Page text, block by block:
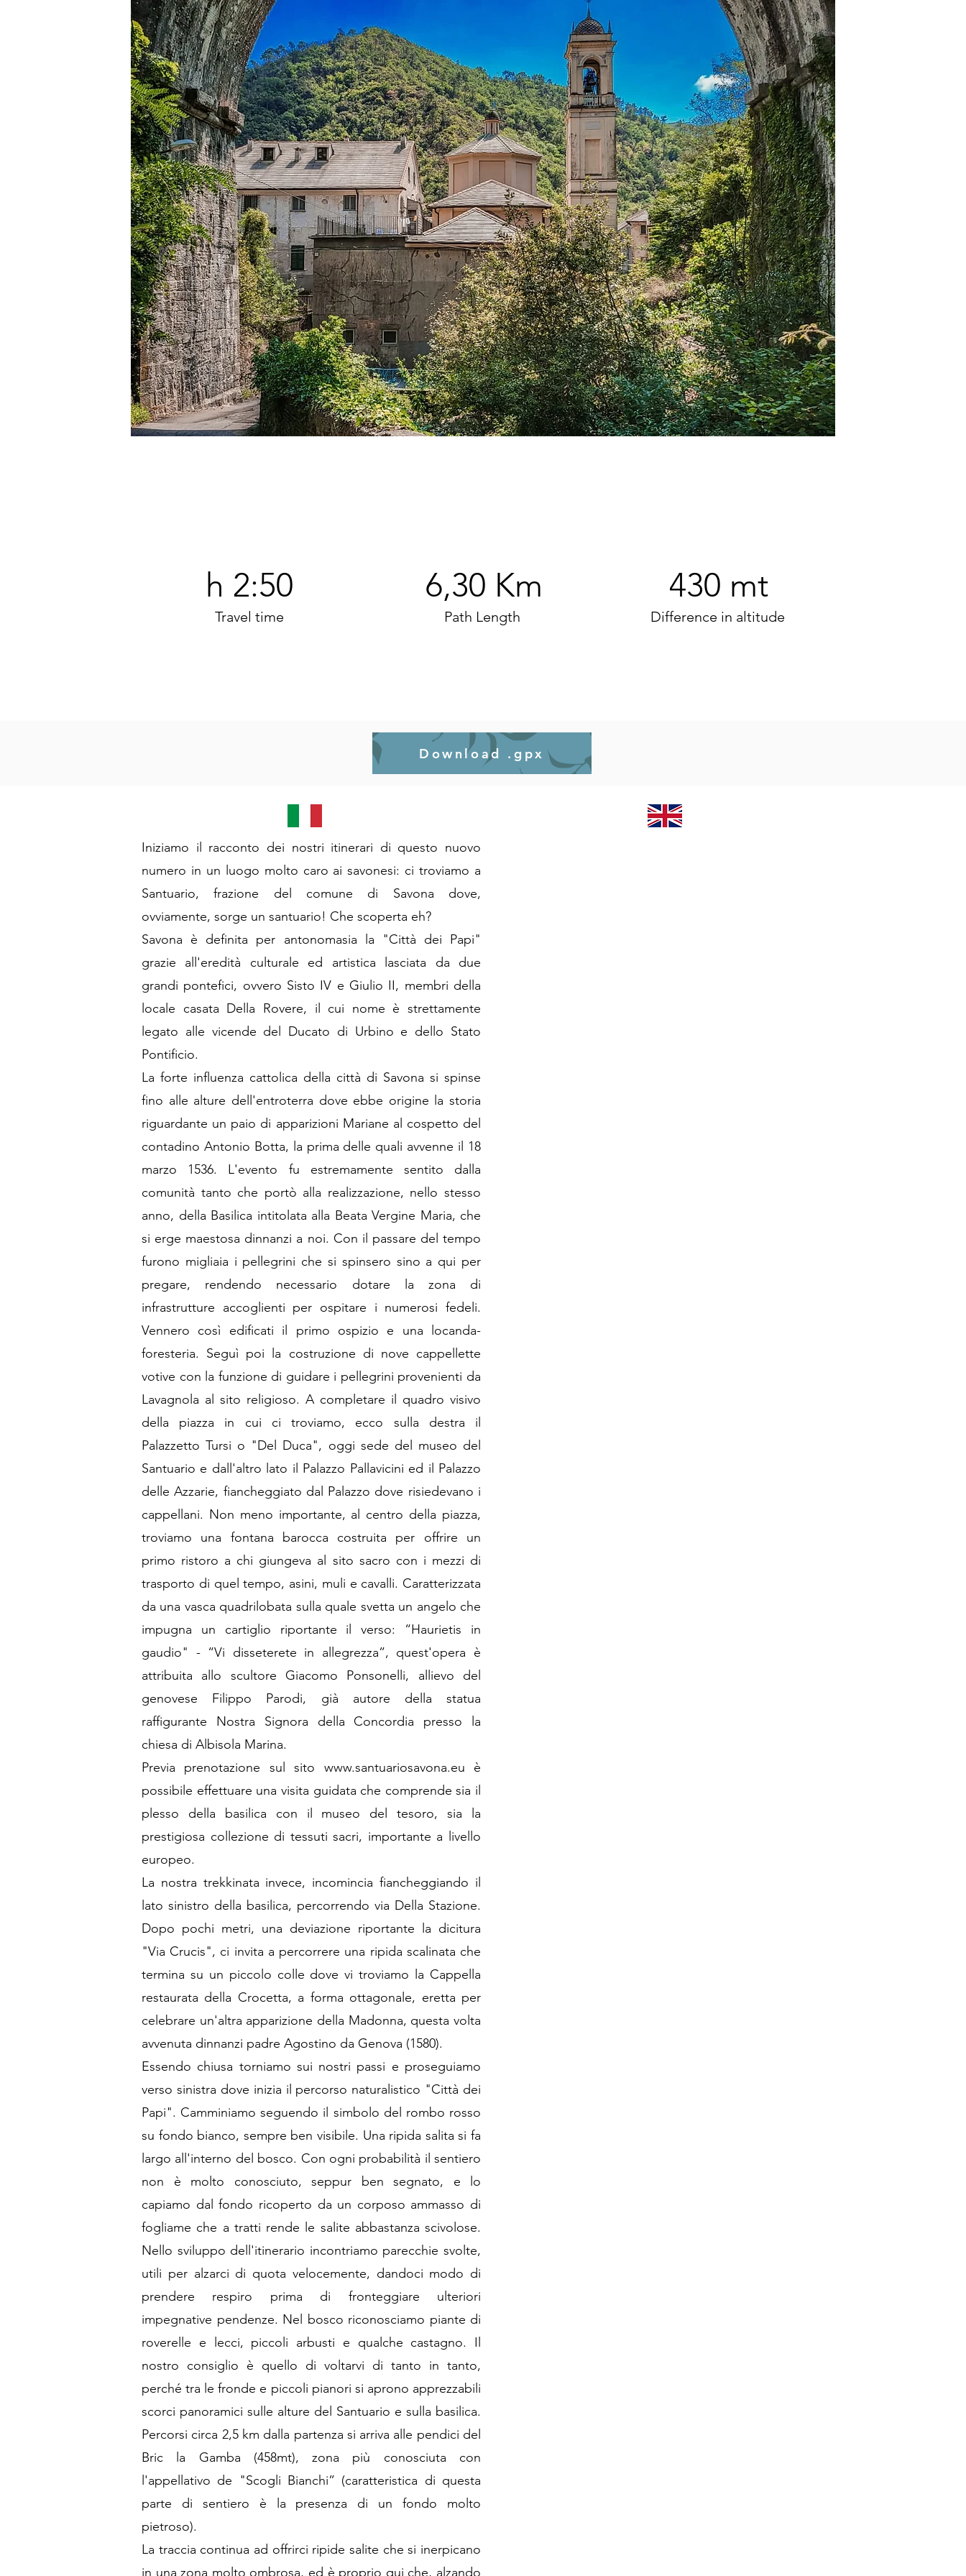
h 2:50
Travel time
6,30 Km
Path Length
430 mt
Difference in altitude
Download .gpx
Iniziamo il racconto dei nostri itinerari di questo nuovo
numero in un luogo molto caro ai savonesi: ci troviamo a
Santuario, frazione del comune di Savona dove,
ovviamente, sorge un santuario! Che scoperta eh?
Savona è definita per antonomasia la "Città dei Papi"
grazie all'eredità culturale ed artistica lasciata da due
grandi pontefici, ovvero Sisto IV e Giulio II, membri della
locale casata Della Rovere, il cui nome è strettamente
legato alle vicende del Ducato di Urbino e dello Stato
Pontificio.
La forte influenza cattolica della città di Savona si spinse
fino alle alture dell'entroterra dove ebbe origine la storia
riguardante un paio di apparizioni Mariane al cospetto del
contadino Antonio Botta, la prima delle quali avvenne il 18
marzo 1536. L'evento fu estremamente sentito dalla
comunità tanto che portò alla realizzazione, nello stesso
anno, della Basilica intitolata alla Beata Vergine Maria, che
si erge maestosa dinnanzi a noi. Con il passare del tempo
furono migliaia i pellegrini che si spinsero sino a qui per
pregare, rendendo necessario dotare la zona di
infrastrutture accoglienti per ospitare i numerosi fedeli.
Vennero così edificati il primo ospizio e una locanda-
foresteria. Seguì poi la costruzione di nove cappellette
votive con la funzione di guidare i pellegrini provenienti da
Lavagnola al sito religioso. A completare il quadro visivo
della piazza in cui ci troviamo, ecco sulla destra il
Palazzetto Tursi o "Del Duca", oggi sede del museo del
Santuario e dall'altro lato il Palazzo Pallavicini ed il Palazzo
delle Azzarie, fiancheggiato dal Palazzo dove risiedevano i
cappellani. Non meno importante, al centro della piazza,
troviamo una fontana barocca costruita per offrire un
primo ristoro a chi giungeva al sito sacro con i mezzi di
trasporto di quel tempo, asini, muli e cavalli. Caratterizzata
da una vasca quadrilobata sulla quale svetta un angelo che
impugna un cartiglio riportante il verso: “Haurietis in
gaudio" - “Vi disseterete in allegrezza”, quest'opera è
attribuita allo scultore Giacomo Ponsonelli, allievo del
genovese Filippo Parodi, già autore della statua
raffigurante Nostra Signora della Concordia presso la
chiesa di Albisola Marina.
Previa prenotazione sul sito www.santuariosavona.eu è
possibile effettuare una visita guidata che comprende sia il
plesso della basilica con il museo del tesoro, sia la
prestigiosa collezione di tessuti sacri, importante a livello
europeo.
La nostra trekkinata invece, incomincia fiancheggiando il
lato sinistro della basilica, percorrendo via Della Stazione.
Dopo pochi metri, una deviazione riportante la dicitura
"Via Crucis", ci invita a percorrere una ripida scalinata che
termina su un piccolo colle dove vi troviamo la Cappella
restaurata della Crocetta, a forma ottagonale, eretta per
celebrare un'altra apparizione della Madonna, questa volta
avvenuta dinnanzi padre Agostino da Genova (1580).
Essendo chiusa torniamo sui nostri passi e proseguiamo
verso sinistra dove inizia il percorso naturalistico "Città dei
Papi". Camminiamo seguendo il simbolo del rombo rosso
su fondo bianco, sempre ben visibile. Una ripida salita si fa
largo all'interno del bosco. Con ogni probabilità il sentiero
non è molto conosciuto, seppur ben segnato, e lo
capiamo dal fondo ricoperto da un corposo ammasso di
fogliame che a tratti rende le salite abbastanza scivolose.
Nello sviluppo dell'itinerario incontriamo parecchie svolte,
utili per alzarci di quota velocemente, dandoci modo di
prendere respiro prima di fronteggiare ulteriori
impegnative pendenze. Nel bosco riconosciamo piante di
roverelle e lecci, piccoli arbusti e qualche castagno. Il
nostro consiglio è quello di voltarvi di tanto in tanto,
perché tra le fronde e piccoli pianori si aprono apprezzabili
scorci panoramici sulle alture del Santuario e sulla basilica.
Percorsi circa 2,5 km dalla partenza si arriva alle pendici del
Bric la Gamba (458mt), zona più conosciuta con
l'appellativo de "Scogli Bianchi” (caratteristica di questa
parte di sentiero è la presenza di un fondo molto
pietroso).
La traccia continua ad offrirci ripide salite che si inerpicano
in una zona molto ombrosa, ed è proprio qui che, alzando